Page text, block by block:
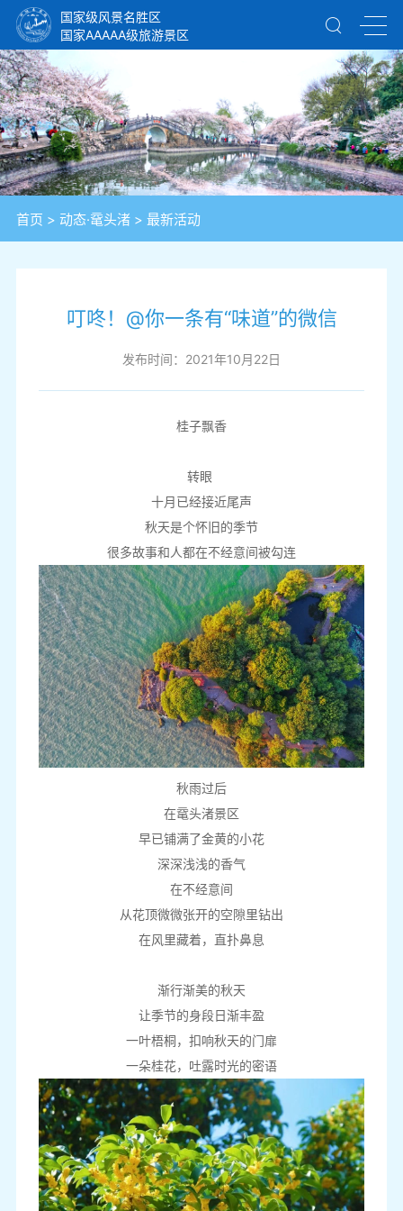
国家级风景名胜区
国家AAAAA级旅游景区
首页 > 动态·鼋头渚> 最新活动
叮咚！@你一条有“味道”的微信
发布时间：2021年10月22日
桂子飘香
转眼
十月已经接近尾声
秋天是个怀旧的季节
很多故事和人都在不经意间被勾连
秋雨过后
在鼋头渚景区
早已铺满了金黄的小花
深深浅浅的香气
在不经意间
从花顶微微张开的空隙里钻出
在风里藏着，直扑鼻息
渐行渐美的秋天
让季节的身段日渐丰盈
一叶梧桐，扣响秋天的门扉
一朵桂花，吐露时光的密语